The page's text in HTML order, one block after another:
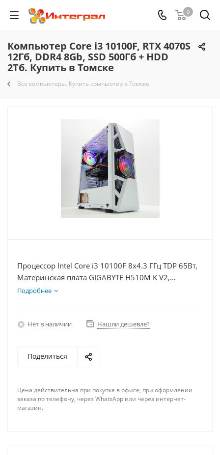
0
Компьютер Core i3 10100F, RTX 4070S
12Гб, DDR4 8Gb, SSD 500Гб + HDD
2Тб. Купить в Томске
Все компьютеры. Купить компьютер в Томске
Процессор Intel Core i3 10100F 8x4.3 ГГц TDP 65Вт,
Материнская плата GIGABYTE H510M K V2,
Видеокарта RTX 4070S 12Гб, Память DDR4 8Gb,
Подробнее
Нет в наличии Нашли дешевле?
Поделиться
Цена действительна при покупке в офисе, при оформлении
заказа по телефону, через WhatsApp или через интернет-
магазин.